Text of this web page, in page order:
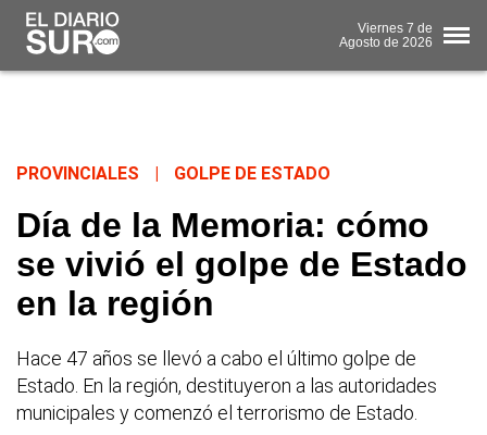
Viernes 7 de
Agosto de 2026
PROVINCIALES GOLPE DE ESTADO
Día de la Memoria: cómo
se vivió el golpe de Estado
en la región
Hace 47 años se llevó a cabo el último golpe de
Estado. En la región, destituyeron a las autoridades
municipales y comenzó el terrorismo de Estado.